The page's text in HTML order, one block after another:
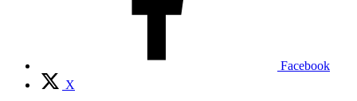
Facebook
X